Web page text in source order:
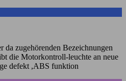
da zugehörenden Bezeichnungen
die Motorkontroll-leuchte an neue
defekt ,ABS funktion